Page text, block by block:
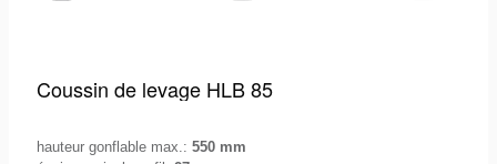
Coussin de levage HLB 85
hauteur gonflable max.: 550 mm